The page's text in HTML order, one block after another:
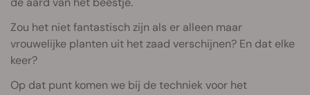
Zou het niet fantastisch zijn als er alleen maar
vrouwelijke planten uit het zaad verschijnen? En dat elke
keer?
Op dat punt komen we bij de techniek voor het